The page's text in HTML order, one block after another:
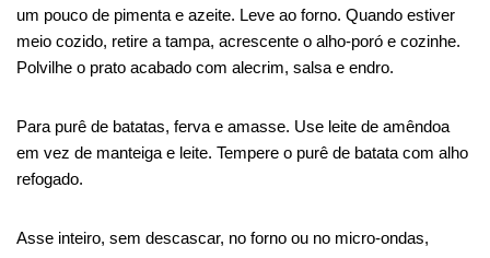
um pouco de pimenta e azeite. Leve ao forno. Quando estiver
meio cozido, retire a tampa, acrescente o alho-poró e cozinhe.
Polvilhe o prato acabado com alecrim, salsa e endro.
Para purê de batatas, ferva e amasse. Use leite de amêndoa
em vez de manteiga e leite. Tempere o purê de batata com alho
refogado.
Asse inteiro, sem descascar, no forno ou no micro-ondas,